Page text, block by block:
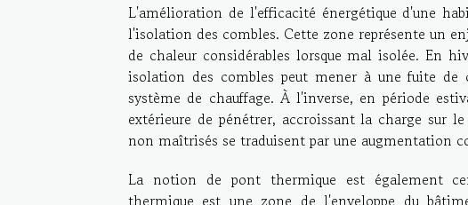
L'amélioration de l'efficacité énergétique d'une
l'isolation des combles. Cette zone représente un
de chaleur considérables lorsque mal isolée. En
isolation des combles peut mener à une fuite
système de chauffage. À l'inverse, en période
extérieure de pénétrer, accroissant la charge sur
non maîtrisés se traduisent par une augmentation
La notion de pont thermique est également
thermique est une zone de l'enveloppe du